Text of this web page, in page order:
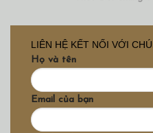
LIÊN HỆ KẾT NỐI VỚI
Họ và tên
Email của bạn